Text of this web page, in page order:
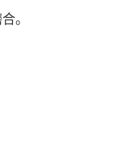
。